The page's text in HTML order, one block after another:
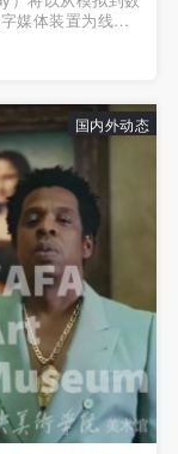
媒体装置为线
国内外动态